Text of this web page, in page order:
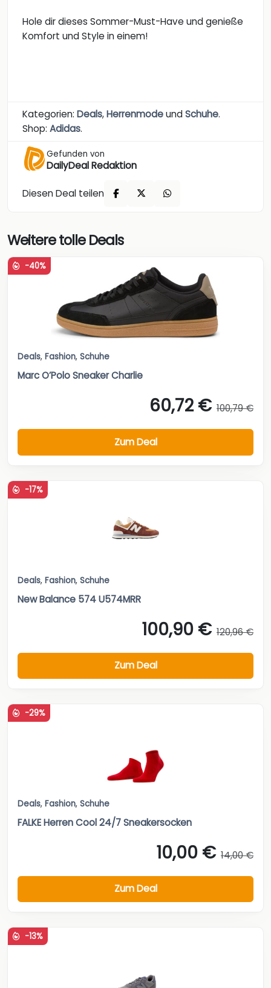
Hole dir dieses Sommer-Must-Have und genieße
Komfort und Style in einem!
Kategorien: Deals,HerrenmodeundSchuhe.
Shop: Adidas.
Gefunden von
DailyDeal Redaktion
Diesen Deal teilen
Weitere tolle Deals
-40%
Deals, Fashion, Schuhe
Marc O’Polo Sneaker Charlie
60,72 € 100,79 €
Zum Deal
-17%
Deals, Fashion, Schuhe
New Balance 574 U574MRR
100,90 € 120,96 €
Zum Deal
-29%
Deals, Fashion, Schuhe
FALKE Herren Cool 24/7 Sneakersocken
10,00 € 14,00 €
Zum Deal
-13%